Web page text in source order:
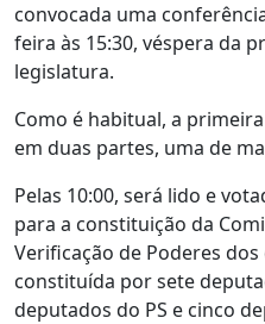
convocada uma
feira às 15:30, véspera da
legislatura.
Como é habitual, a
em duas partes, uma de
Pelas 10:00, será lido e
para a constituição da
Verificação de Poderes
constituída por sete
deputados do PS e cinco